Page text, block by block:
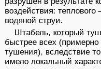
воздействия: теплового
водяной струи.
Штабель, который
быстрее всех
тушения), вследствие
имело локальный